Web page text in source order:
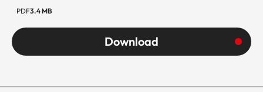
PDF3.4 MB
Download